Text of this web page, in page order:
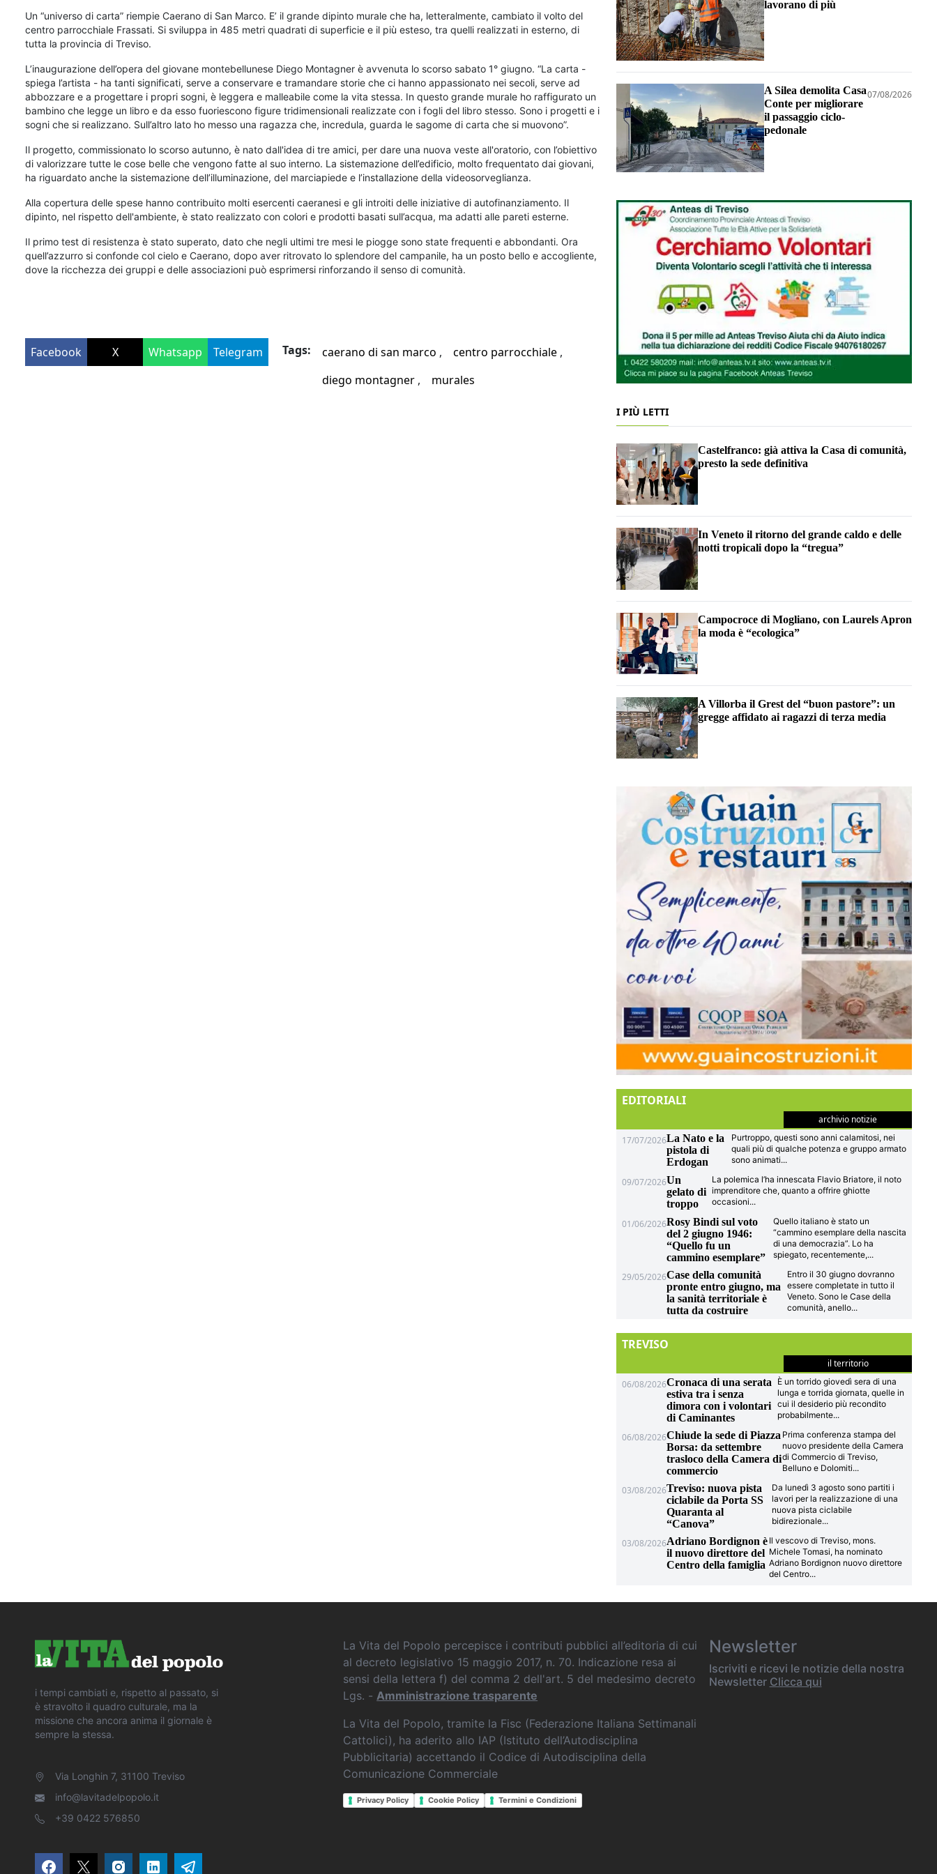
Un “universo di carta” riempie Caerano di San Marco. E’ il grande dipinto murale che ha, letteralmente, cambiato il volto del
centro parrocchiale Frassati. Si sviluppa in 485 metri quadrati di superficie e il più esteso, tra quelli realizzati in esterno, di
tutta la provincia di Treviso.
L’inaugurazione dell’opera del giovane montebellunese Diego Montagner è avvenuta lo scorso sabato 1° giugno. “La carta -
spiega l’artista - ha tanti significati, serve a conservare e tramandare storie che ci hanno appassionato nei secoli, serve ad
abbozzare e a progettare i propri sogni, è leggera e malleabile come la vita stessa. In questo grande murale ho raffigurato un
bambino che legge un libro e da esso fuoriescono figure tridimensionali realizzate con i fogli del libro stesso. Sono i progetti e i
sogni che si realizzano. Sull’altro lato ho messo una ragazza che, incredula, guarda le sagome di carta che si muovono”.
Il progetto, commissionato lo scorso autunno, è nato dall'idea di tre amici, per dare una nuova veste all'oratorio, con l’obiettivo
di valorizzare tutte le cose belle che vengono fatte al suo interno. La sistemazione dell’edificio, molto frequentato dai giovani,
ha riguardato anche la sistemazione dell’illuminazione, del marciapiede e l’installazione della videosorveglianza.
Alla copertura delle spese hanno contribuito molti esercenti caeranesi e gli introiti delle iniziative di autofinanziamento. Il
dipinto, nel rispetto dell'ambiente, è stato realizzato con colori e prodotti basati sull’acqua, ma adatti alle pareti esterne.
Il primo test di resistenza è stato superato, dato che negli ultimi tre mesi le piogge sono state frequenti e abbondanti. Ora
quell’azzurro si confonde col cielo e Caerano, dopo aver ritrovato lo splendore del campanile, ha un posto bello e accogliente,
dove la ricchezza dei gruppi e delle associazioni può esprimersi rinforzando il senso di comunità.
Facebook X Whatsapp Telegram Tags: caerano di san marco
centro parrocchiale
diego montagner
murales
lavorano di più
A Silea demolita Casa
Conte per migliorare
il passaggio ciclo-
pedonale
07/08/2026
I PIÙ LETTI
Castelfranco: già attiva la Casa di comunità,
presto la sede definitiva
In Veneto il ritorno del grande caldo e delle
notti tropicali dopo la “tregua”
Campocroce di Mogliano, con Laurels Apron
la moda è “ecologica”
A Villorba il Grest del “buon pastore”: un
gregge affidato ai ragazzi di terza media
EDITORIALI
archivio notizie
17/07/2026La Nato e la
pistola di
Erdogan
Purtroppo, questi sono anni calamitosi, nei
quali più di qualche potenza e gruppo armato
sono animati...
09/07/2026Un
gelato di
troppo
La polemica l’ha innescata Flavio Briatore, il noto
imprenditore che, quanto a offrire ghiotte
occasioni...
01/06/2026Rosy Bindi sul voto
del 2 giugno 1946:
“Quello fu un
cammino esemplare”
Quello italiano è stato un
“cammino esemplare della nascita
di una democrazia”. Lo ha
spiegato, recentemente,...
29/05/2026Case della comunità
pronte entro giugno, ma
la sanità territoriale è
tutta da costruire
Entro il 30 giugno dovranno
essere completate in tutto il
Veneto. Sono le Case della
comunità, anello...
TREVISO
il territorio
06/08/2026Cronaca di una serata
estiva tra i senza
dimora con i volontari
di Caminantes
È un torrido giovedì sera di una
lunga e torrida giornata, quelle in
cui il desiderio più recondito
probabilmente...
06/08/2026Chiude la sede di Piazza
Borsa: da settembre
trasloco della Camera di
commercio
Prima conferenza stampa del
nuovo presidente della Camera
di Commercio di Treviso,
Belluno e Dolomiti...
03/08/2026Treviso: nuova pista
ciclabile da Porta SS
Quaranta al
“Canova”
Da lunedì 3 agosto sono partiti i
lavori per la realizzazione di una
nuova pista ciclabile
bidirezionale...
03/08/2026Adriano Bordignon è
il nuovo direttore del
Centro della famiglia
Il vescovo di Treviso, mons.
Michele Tomasi, ha nominato
Adriano Bordignon nuovo direttore
del Centro...
i tempi cambiati e, rispetto al passato, si
è stravolto il quadro culturale, ma la
missione che ancora anima il giornale è
sempre la stessa.
Via Longhin 7, 31100 Treviso
info@lavitadelpopolo.it
+39 0422 576850
La Vita del Popolo percepisce i contributi pubblici all’editoria di cui
al decreto legislativo 15 maggio 2017, n. 70. Indicazione resa ai
sensi della lettera f) del comma 2 dell'art. 5 del medesimo decreto
Lgs. -Amministrazione trasparente
La Vita del Popolo, tramite la Fisc (Federazione Italiana Settimanali
Cattolici), ha aderito allo IAP (Istituto dell’Autodisciplina
Pubblicitaria) accettando il Codice di Autodisciplina della
Comunicazione Commerciale
Privacy Policy Cookie Policy Termini e Condizioni
Newsletter
Iscriviti e ricevi le notizie della nostra
Newsletter Clicca qui